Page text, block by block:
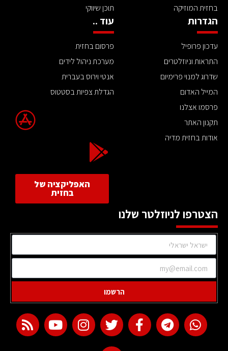
בחזית המוזיקה
תוכן שיווקי
הגדרות
עדכון פרופיל
התראות וניוזלטרים
שדרוג למנוי פרימיום
המייל האדום
פרסמו אצלנו
תקנון האתר
אודות בחזית מדיה
עוד ..
פרסום בחזית
מערכת ניהול לידים
אנטי וירוס בעברית
הגדלת צפיות בסטטוס
האפליקציה של
בחזית
הצטרפו לניוזלטר שלנו
הרשמו